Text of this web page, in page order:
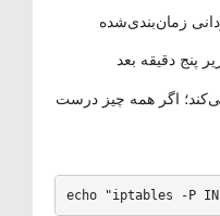
زمان‌بندی‌شده
پنج دقیقه بعد
اگر همه چیز درست
echo "iptables -P